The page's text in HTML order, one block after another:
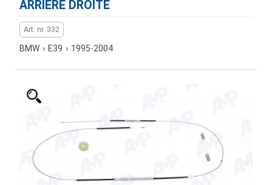
ARRIERE DROITE
Art. nr. 332
BMW › E39 › 1995-2004